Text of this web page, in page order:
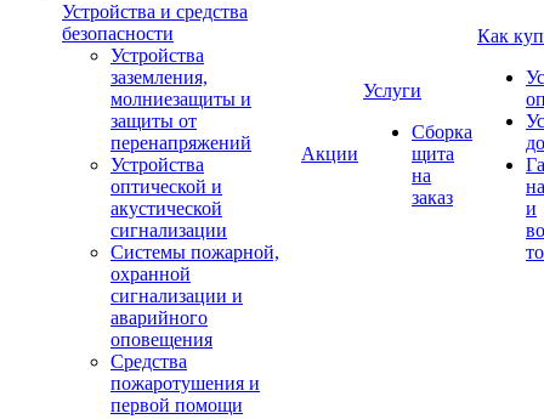
Устройства и средства
безопасности
Устройства
заземления,
молниезащиты и
защиты от
перенапряжений
Устройства
оптической и
акустической
сигнализации
Системы пожарной,
охранной
сигнализации и
аварийного
оповещения
Средства
пожаротушения и
первой помощи
Акции
Услуги
Сборка
щита
на
заказ
Как
и